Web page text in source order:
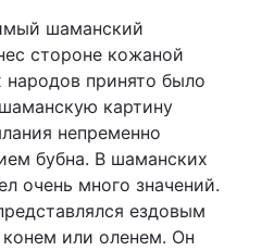
шаманский
стороне кожаной
принято было
картину
непременно
бубна. В шаманских
очень много значений.
ездовым
или оленем. Он